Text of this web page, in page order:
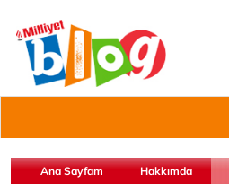
Ana Sayfam Hakkımda